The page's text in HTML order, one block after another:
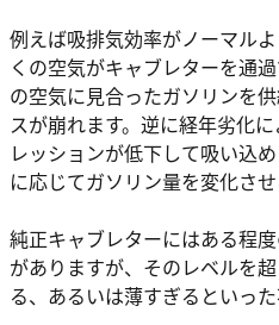
例えば吸排気効率がノーマル
くの空気がキャブレターを通
の空気に見合ったガソリンを
スが崩れます。逆に経年劣化
レッションが低下して吸い込
に応じてガソリン量を変化させ
純正キャブレターにはある程
がありますが、そのレベルを
る、あるいは薄すぎるといった